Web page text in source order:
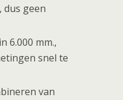
dus geen
6.000 mm.,
snel te
van